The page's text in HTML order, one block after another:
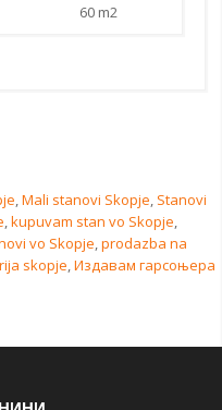
60 m2
,Mali stanovi Skopje, Stanovi
,kupuvam stan vo Skopje,
vo Skopje,prodazba na
skopje,Издавам гарсоњера